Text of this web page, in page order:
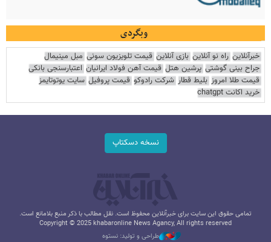
وبگردی
خبرآنلاین راه نو آنلاین بازی آنلاین قیمت تلویزیون سونی مبل مینیمال
جراح بینی گوشتی پرشین هتل قیمت آهن فولاد ایرانیان اعتبارسنجی بانکی
قیمت طلا امروز بلیط قطار شرکت رادوکو قیمت پروفیل سایت یوتوتایمز
خرید اکانت chatgpt
نسخه دسکتاپ
تمامی حقوق این سایت برای خبرآنلاین محفوظ است. نقل مطالب با ذکر منبع بلامانع است.
Copyright © 2025 khabaronline News Agancy, All rights reserved
طراحی و تولید: نستوه